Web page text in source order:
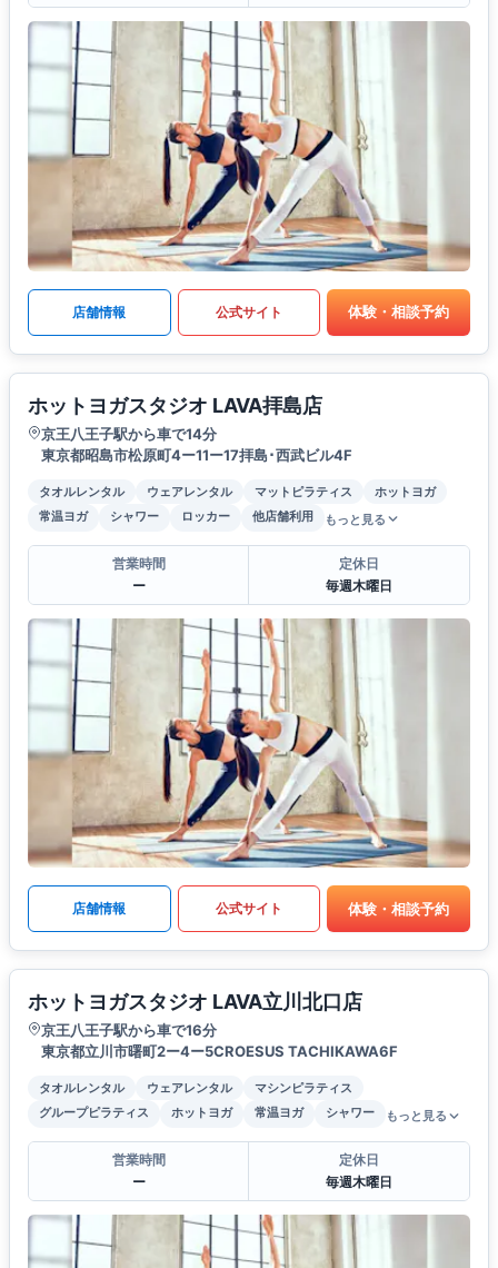
店舗情報 公式サイト 体験・相談予約
ホットヨガスタジオ LAVA拝島店
京王八王子駅から車で14分
東京都昭島市松原町4ー11ー17拝島･西武ビル4F
タオルレンタル ウェアレンタル マットピラティス
ホットヨガ
常温ヨガ
シャワー ロッカー 他店舗利用 もっと見る
営業時間
ー
定休日
毎週木曜日
店舗情報 公式サイト 体験・相談予約
ホットヨガスタジオ LAVA立川北口店
京王八王子駅から車で16分
東京都立川市曙町2ー4ー5CROESUS TACHIKAWA6F
タオルレンタル ウェアレンタル
マシンピラティス
グループピラティス
ホットヨガ 常温ヨガ シャワー もっと見る
営業時間
ー
定休日
毎週木曜日